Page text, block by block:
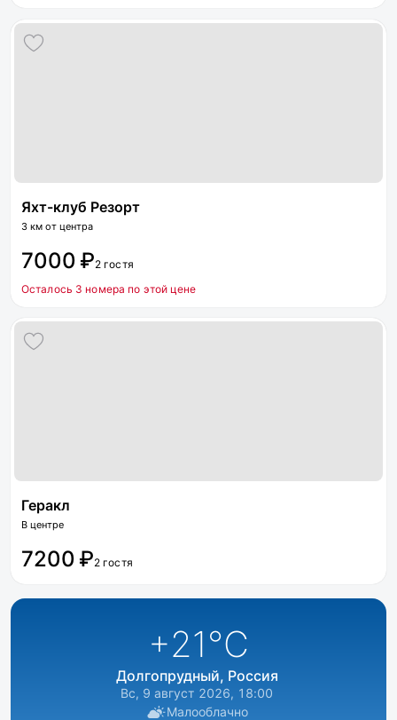
Яхт-клуб Резорт
3 км от центра
7000 ₽2 гостя
Осталось 3 номера по этой цене
Геракл
В центре
7200 ₽2 гостя
+21°C
Долгопрудный, Россия
Вс, 9 август 2026, 18:00
Малооблачно